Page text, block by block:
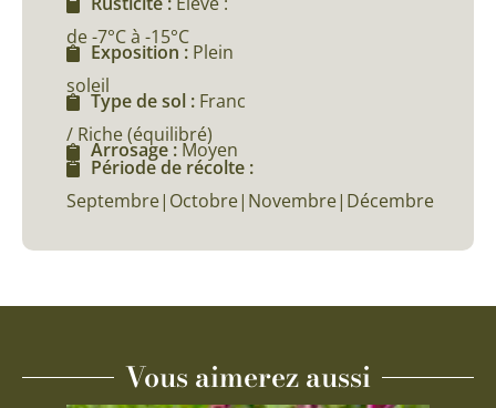
de -7°C à -15°C
Exposition : Plein
soleil
Type de sol : Franc
/ Riche (équilibré)
Arrosage : Moyen
Période de récolte :
Septembre|Octobre|Novembre|Décembre
Vous aimerez aussi